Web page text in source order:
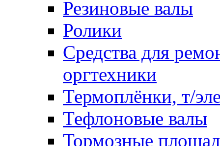
Резиновые валы
Ролики
Средства для
оргтехники
Термоплёнки, т/
Тефлоновые валы
Тормозные